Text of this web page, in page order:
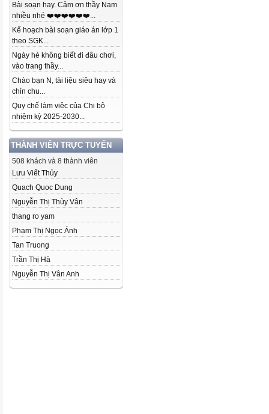
Bài soạn hay. Cảm ơn thầy Nam
nhiều nhé ❤️❤️❤️❤️❤️❤️...
Kế hoạch bài soạn giáo án lớp 1
theo SGK...
Ngày hè không biết đi đâu chơi,
vào trang thầy...
Chào bạn N, tài liệu siêu hay và
chỉn chu...
Quy chế làm việc của Chi bộ
nhiệm kỳ 2025-2030...
THÀNH VIÊN TRỰC TUYẾN
508 khách và 8 thành viên
Lưu Viết Thủy
Quach Quoc Dung
Nguyễn Thị Thùy Vân
thang ro yam
Phạm Thị Ngọc Ánh
Tan Truong
Trần Thị Hà
Nguyễn Thị Vân Anh